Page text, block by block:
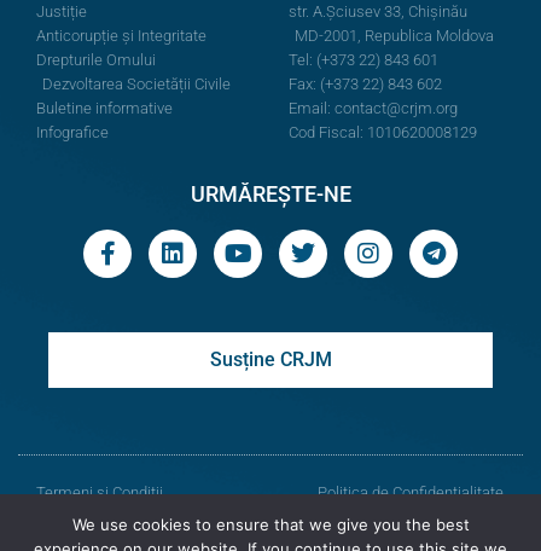
Justiție
Anticorupție și Integritate
Drepturile Omului
Dezvoltarea Societății Civile
Buletine informative
Infografice
str. A.Şciusev 33, Chișinău
MD-2001, Republica Moldova
Tel: (+373 22) 843 601
Fax: (+373 22) 843 602
Email: contact@crjm.org
Cod Fiscal: 1010620008129
URMĂREȘTE-NE
Susține CRJM
Termeni și Condiții
Politica de Confidențialitate
© Toate drepturile rezervate
We use cookies to ensure that we give you the best